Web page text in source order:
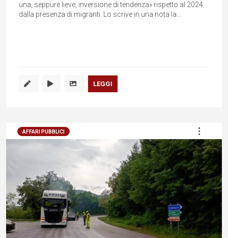
una, seppure lieve, inversione di tendenza» rispetto al 2024
dalla presenza di migranti. Lo scrive in una nota la...
LEGGI
AFFARI PUBBLICI